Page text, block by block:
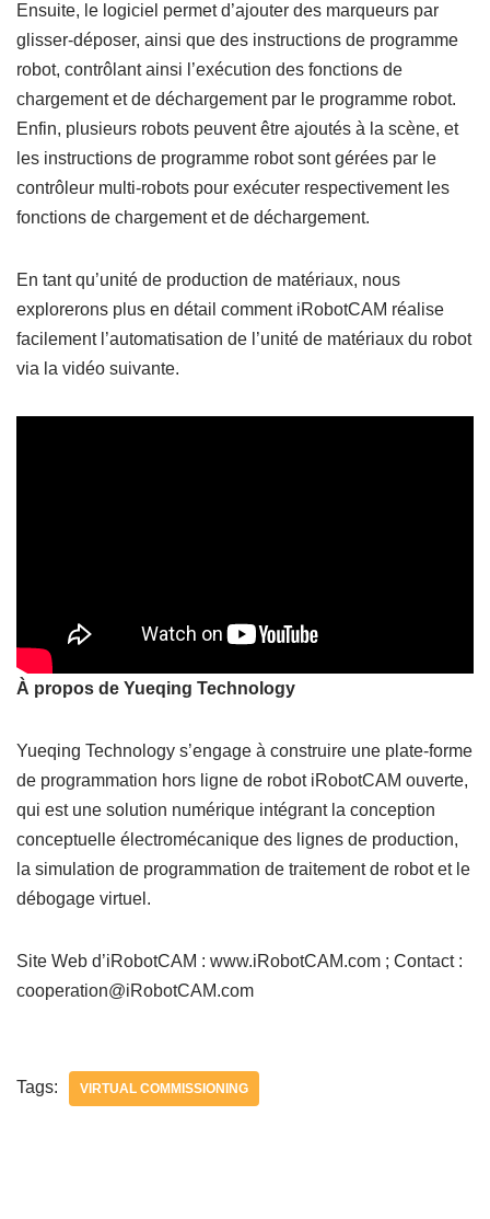
Ensuite, le logiciel permet d’ajouter des marqueurs par
glisser-déposer, ainsi que des instructions de programme
robot, contrôlant ainsi l’exécution des fonctions de
chargement et de déchargement par le programme robot.
Enfin, plusieurs robots peuvent être ajoutés à la scène, et
les instructions de programme robot sont gérées par le
contrôleur multi-robots pour exécuter respectivement les
fonctions de chargement et de déchargement.
En tant qu’unité de production de matériaux, nous
explorerons plus en détail comment iRobotCAM réalise
facilement l’automatisation de l’unité de matériaux du robot
via la vidéo suivante.
À propos de Yueqing Technology
Yueqing Technology s’engage à construire une plate-forme
de programmation hors ligne de robot iRobotCAM ouverte,
qui est une solution numérique intégrant la conception
conceptuelle électromécanique des lignes de production,
la simulation de programmation de traitement de robot et le
débogage virtuel.
Site Web d’iRobotCAM : www.iRobotCAM.com ; Contact :
cooperation@iRobotCAM.com
Tags: VIRTUAL COMMISSIONING